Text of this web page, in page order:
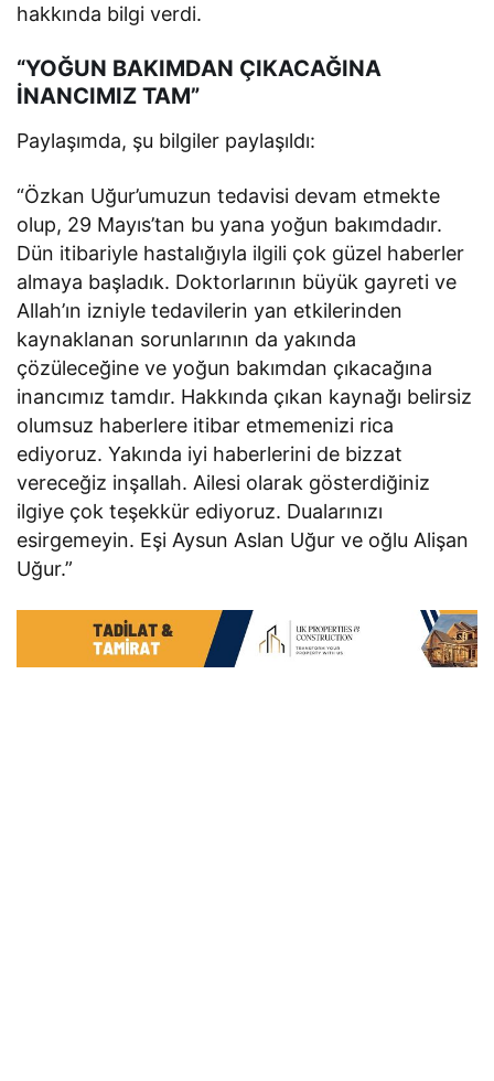
hakkında bilgi verdi.
“YOĞUN BAKIMDAN ÇIKACAĞINA
İNANCIMIZ TAM”
Paylaşımda, şu bilgiler paylaşıldı:
“Özkan Uğur’umuzun tedavisi devam etmekte
olup, 29 Mayıs’tan bu yana yoğun bakımdadır.
Dün itibariyle hastalığıyla ilgili çok güzel haberler
almaya başladık. Doktorlarının büyük gayreti ve
Allah’ın izniyle tedavilerin yan etkilerinden
kaynaklanan sorunlarının da yakında
çözüleceğine ve yoğun bakımdan çıkacağına
inancımız tamdır. Hakkında çıkan kaynağı belirsiz
olumsuz haberlere itibar etmemenizi rica
ediyoruz. Yakında iyi haberlerini de bizzat
vereceğiz inşallah. Ailesi olarak gösterdiğiniz
ilgiye çok teşekkür ediyoruz. Dualarınızı
esirgemeyin. Eşi Aysun Aslan Uğur ve oğlu Alişan
Uğur.”